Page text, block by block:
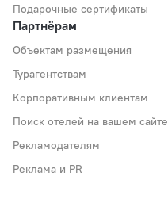
Подарочные сертификаты
Партнёрам
Объектам размещения
Турагентствам
Корпоративным клиентам
Поиск отелей на вашем сайте
Рекламодателям
Реклама и PR